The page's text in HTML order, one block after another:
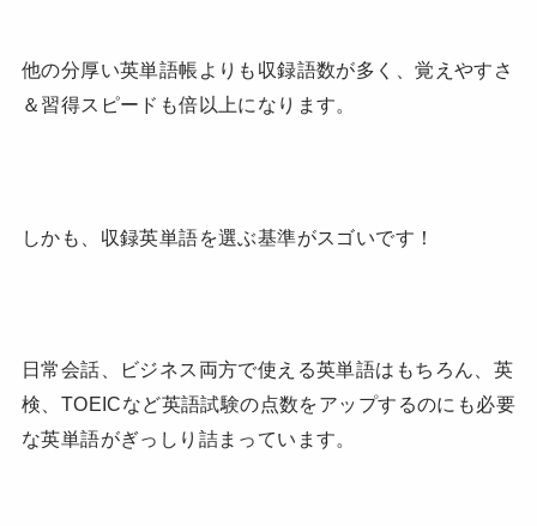
他の分厚い英単語帳よりも収録語数が多く、覚えやすさ
＆習得スピードも倍以上になります。
しかも、収録英単語を選ぶ基準がスゴいです！
日常会話、ビジネス両方で使える英単語はもちろん、英
検、TOEICなど英語試験の点数をアップするのにも必要
な英単語がぎっしり詰まっています。